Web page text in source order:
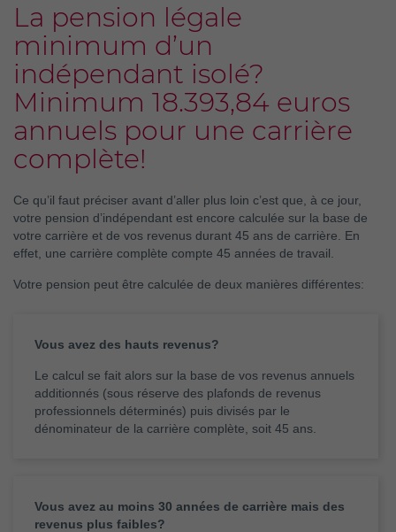
La pension légale
minimum d’un
indépendant isolé?
Minimum 18.393,84 euros
annuels pour une carrière
complète!
Ce qu’il faut préciser avant d’aller plus loin c’est que, à ce jour,
votre pension d’indépendant est encore calculée sur la base de
votre carrière et de vos revenus durant 45 ans de carrière. En
effet, une carrière complète compte 45 années de travail.
Votre pension peut être calculée de deux manières différentes:
Vous avez des hauts revenus?
Le calcul se fait alors sur la base de vos revenus annuels
additionnés (sous réserve des plafonds de revenus
professionnels déterminés) puis divisés par le
dénominateur de la carrière complète, soit 45 ans.
Vous avez au moins 30 années de carrière mais des
revenus plus faibles?